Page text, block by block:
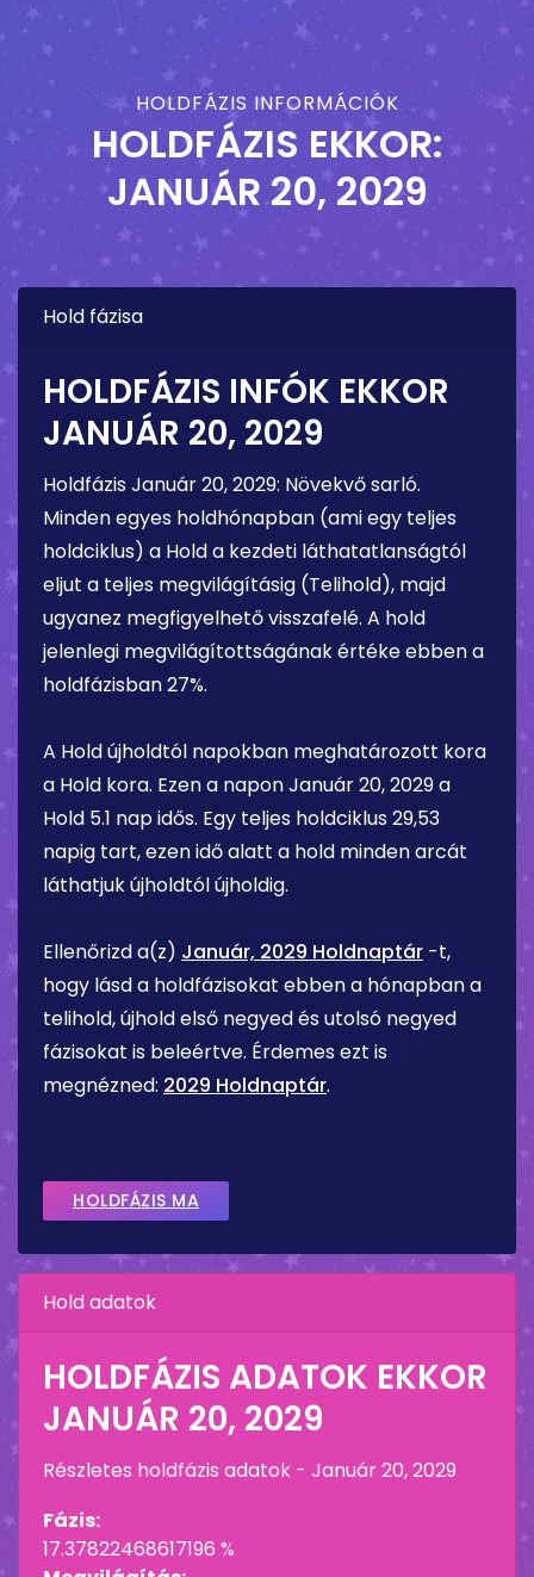
HOLDFÁZIS INFORMÁCIÓK
HOLDFÁZIS EKKOR:
JANUÁR 20, 2029
Hold fázisa
HOLDFÁZIS INFÓK EKKOR
JANUÁR 20, 2029
Holdfázis Január 20, 2029: Növekvő sarló.
Minden egyes holdhónapban (ami egy teljes
holdciklus) a Hold a kezdeti láthatatlanságtól
eljut a teljes megvilágításig (Telihold), majd
ugyanez megfigyelhető visszafelé. A hold
jelenlegi megvilágítottságának értéke ebben a
holdfázisban27%.
A Hold újholdtól napokban meghatározott kora
a Hold kora. Ezen a naponJanuár 20, 2029a
Hold 5.1 napidős. Egy teljes holdciklus 29,53
napig tart, ezen idő alatt a hold minden arcát
láthatjuk újholdtól újholdig.
Ellenőrizd a(z) Január, 2029 Holdnaptár -t,
hogy lásd a holdfázisokat ebben a hónapban a
telihold, újhold első negyed és utolsó negyed
fázisokat is beleértve. Érdemes ezt is
megnézned: 2029 Holdnaptár.
HOLDFÁZIS MA
Hold adatok
HOLDFÁZIS ADATOK EKKOR
JANUÁR 20, 2029
Részletes holdfázis adatok - Január 20, 2029
Fázis:
17.37822468617196 %